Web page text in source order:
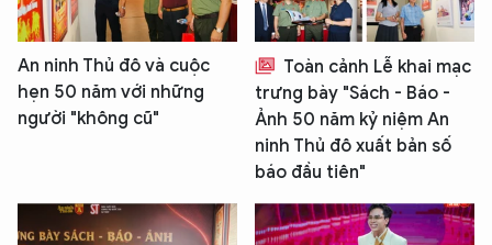
An ninh Thủ đô và cuộc
hẹn 50 năm với những
người "không cũ"
Toàn cảnh Lễ khai mạc
trưng bày "Sách - Báo -
Ảnh 50 năm kỷ niệm An
ninh Thủ đô xuất bản số
báo đầu tiên"